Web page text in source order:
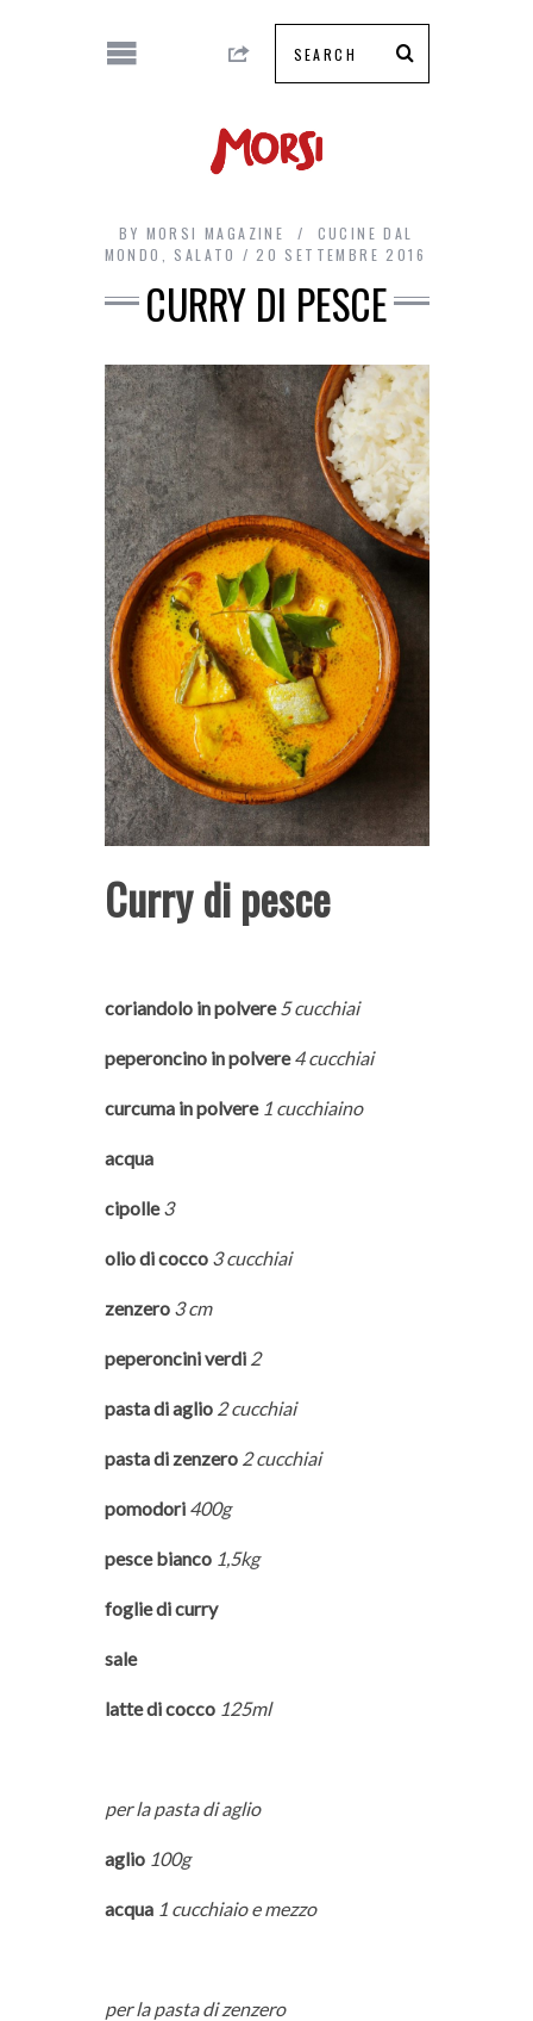
BY MORSI MAGAZINE
CUCINE DAL
MONDO , SALATO 20 SETTEMBRE 2016
CURRY DI PESCE
Curry di pesce
coriandolo in polvere 5 cucchiai
peperoncino in polvere 4 cucchiai
curcuma in polvere 1 cucchiaino
acqua
cipolle 3
olio di cocco 3 cucchiai
zenzero 3 cm
peperoncini verdi 2
pasta di aglio 2 cucchiai
pasta di zenzero 2 cucchiai
pomodori 400g
pesce bianco 1,5kg
foglie di curry
sale
latte di cocco 125ml
per la pasta di aglio
aglio 100g
acqua 1 cucchiaio e mezzo
per la pasta di zenzero